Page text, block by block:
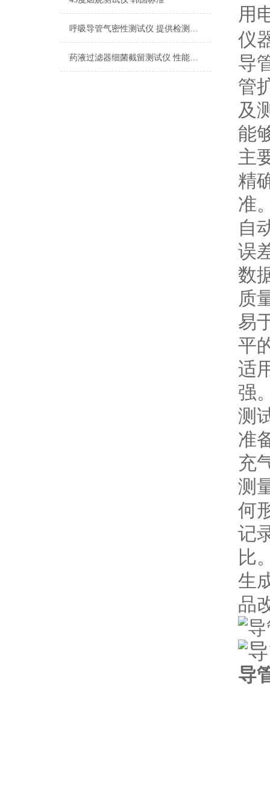
呼吸导管气密性测试仪 提供检测方案
药液过滤器细菌截留测试仪 性能稳定
用
仪
导
管
及
能
主
精
准
自
误
数
质
易
平
适
强
测
准
充
测
何
记
比
生
品
导